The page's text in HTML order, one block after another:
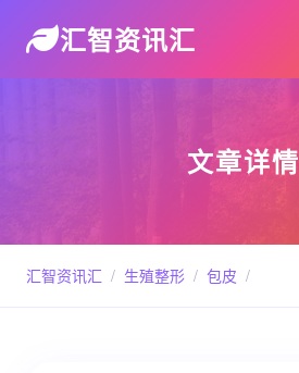
汇智资讯汇
文章详情
汇智资讯汇 / 生殖整形 / 包皮 /